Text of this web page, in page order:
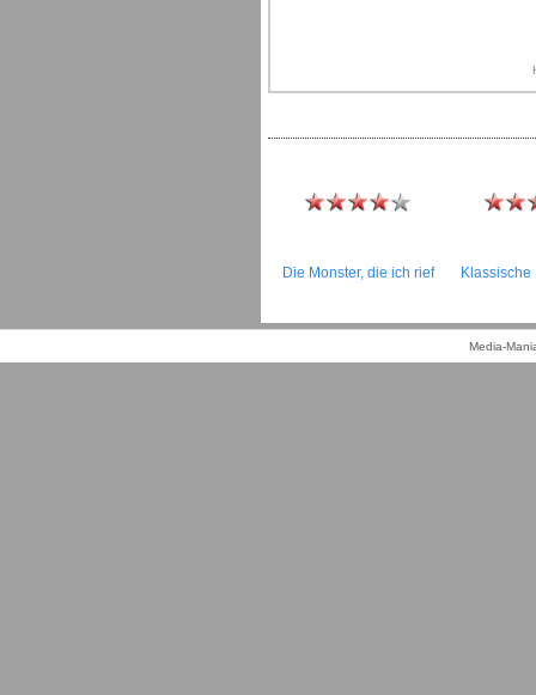
Die Monster, die ich rief Klassische
Media-